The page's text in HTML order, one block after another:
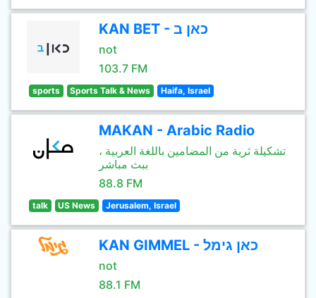
KAN BET - כאן ב
not
103.7 FM
sports Sports Talk & News Haifa, Israel
MAKAN - Arabic Radio
تشكيلة ثرية من المضامين باللغة العربية ،
ببث مباشر
88.8 FM
talk US News Jerusalem, Israel
KAN GIMMEL - כאן גימל
not
88.1 FM